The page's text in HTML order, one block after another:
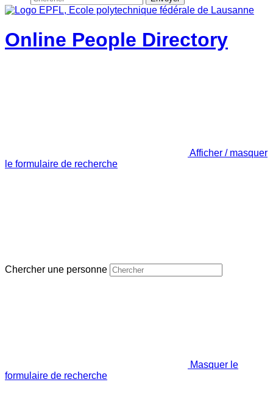
Online People Directory
Afficher / masquer
le formulaire de recherche
Chercher une personne
Masquer le
formulaire de recherche